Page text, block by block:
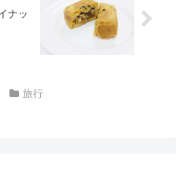
ナッ
旅行